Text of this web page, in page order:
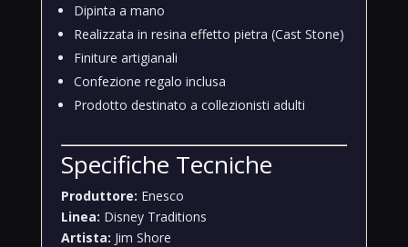
Dipinta a mano
Realizzata in resina effetto pietra (Cast Stone)
Finiture artigianali
Confezione regalo inclusa
Prodotto destinato a collezionisti adulti
Specifiche Tecniche
Produttore: Enesco
Linea: Disney Traditions
Artista: Jim Shore